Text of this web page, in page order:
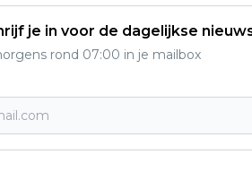
je in voor de dagelijkse
rond 07:00 in je mailbox